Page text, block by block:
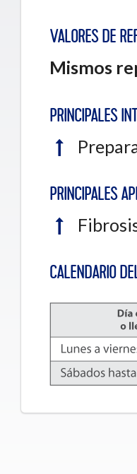
VALORES DE
Mismos
PRINCIPALES
PRINCIPALES
CALENDARIO